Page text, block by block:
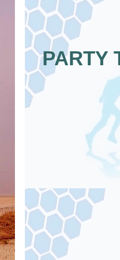
PARTY